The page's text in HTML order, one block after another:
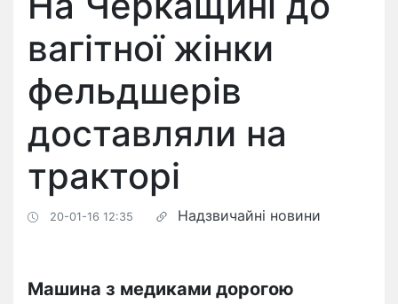
вагітної жінки
фельдшерів
доставляли на
тракторі
20-01-16 12:35 Надзвичайні новини
Машина з медиками дорогою